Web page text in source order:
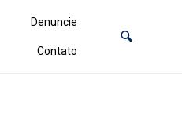
Denuncie
Contato